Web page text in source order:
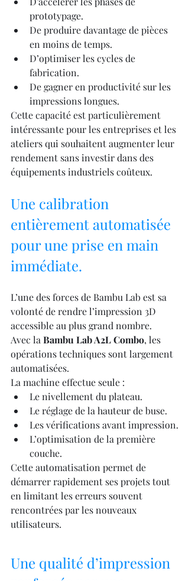
prototypage.
De produire davantage de pièces
en moins de temps.
D’optimiser les cycles de
fabrication.
De gagner en productivité sur les
impressions longues.
Cette capacité est particulièrement
intéressante pour les entreprises et les
ateliers qui souhaitent augmenter leur
rendement sans investir dans des
équipements industriels coûteux.
Une calibration
entièrement automatisée
pour une prise en main
immédiate.
L’une des forces de Bambu Lab est sa
volonté de rendre l’impression 3D
accessible au plus grand nombre.
Avec la Bambu Lab A2L Combo, les
opérations techniques sont largement
automatisées.
La machine effectue seule :
Le nivellement du plateau.
Le réglage de la hauteur de buse.
Les vérifications avant impression.
L’optimisation de la première
couche.
Cette automatisation permet de
démarrer rapidement ses projets tout
en limitant les erreurs souvent
rencontrées par les nouveaux
utilisateurs.
Une qualité d’impression